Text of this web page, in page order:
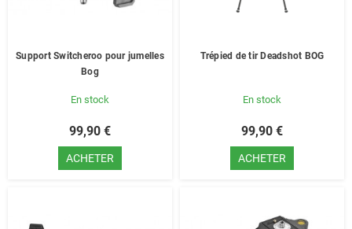
Support Switcheroo pour jumelles
Bog
En stock
99,90 €
ACHETER
Trépied de tir Deadshot BOG
En stock
99,90 €
ACHETER